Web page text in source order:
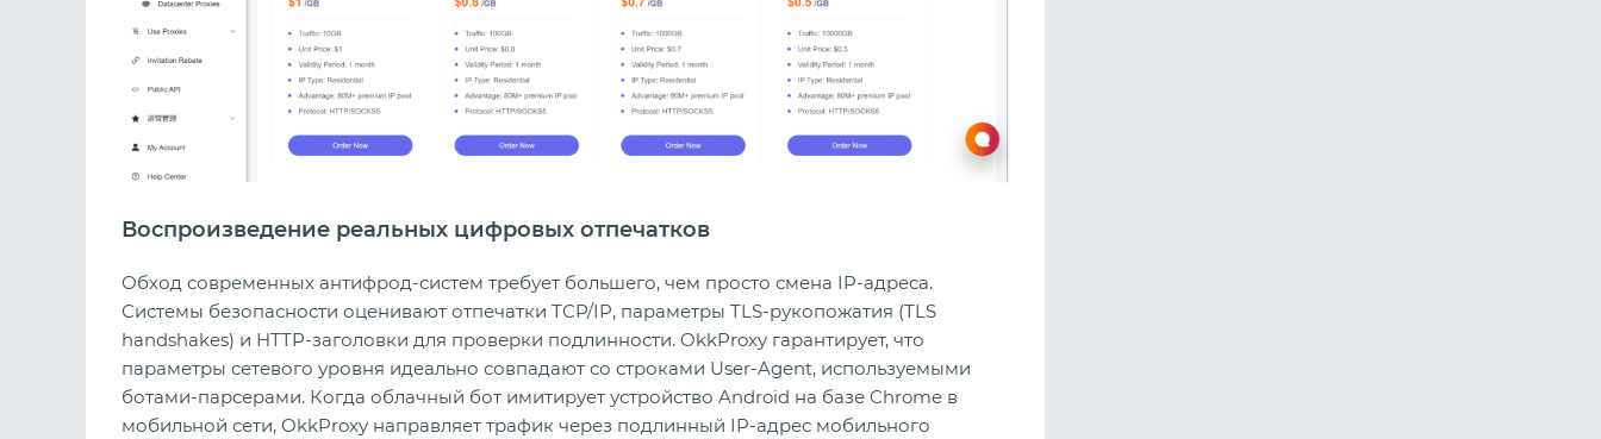
Воспроизведение реальных цифровых отпечатков
Обход современных антифрод-систем требует большего, чем просто смена IP-адреса.
Системы безопасности оценивают отпечатки TCP/IP, параметры TLS-рукопожатия (TLS
handshakes) и HTTP-заголовки для проверки подлинности. OkkProxy гарантирует, что
параметры сетевого уровня идеально совпадают со строками User-Agent, используемыми
ботами-парсерами. Когда облачный бот имитирует устройство Android на базе Chrome в
мобильной сети, OkkProxy направляет трафик через подлинный IP-адрес мобильного